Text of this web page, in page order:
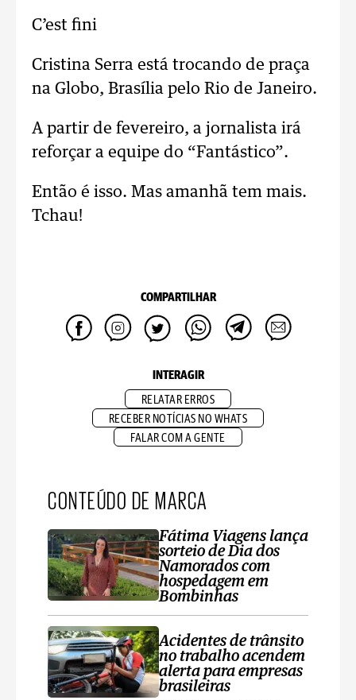
C’est fini
Cristina Serra está trocando de praça
na Globo, Brasília pelo Rio de Janeiro.
A partir de fevereiro, a jornalista irá
reforçar a equipe do “Fantástico”.
Então é isso. Mas amanhã tem mais.
Tchau!
COMPARTILHAR
INTERAGIR
RELATAR ERROS
RECEBER NOTÍCIAS NO WHATS
FALAR COM A GENTE
CONTEÚDO DE MARCA
Fátima Viagens lança
sorteio de Dia dos
Namorados com
hospedagem em
Bombinhas
Acidentes de trânsito
no trabalho acendem
alerta para empresas
brasileiras